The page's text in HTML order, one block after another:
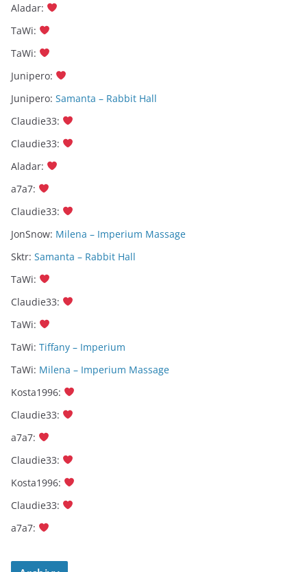
Aladar:
TaWi:
TaWi:
Junipero:
Junipero: Samanta – Rabbit Hall
Claudie33:
Claudie33:
Aladar:
a7a7:
Claudie33:
JonSnow: Milena – Imperium Massage
Sktr: Samanta – Rabbit Hall
TaWi:
Claudie33:
TaWi:
TaWi: Tiffany – Imperium
TaWi: Milena – Imperium Massage
Kosta1996:
Claudie33:
a7a7:
Claudie33:
Kosta1996:
Claudie33:
a7a7: